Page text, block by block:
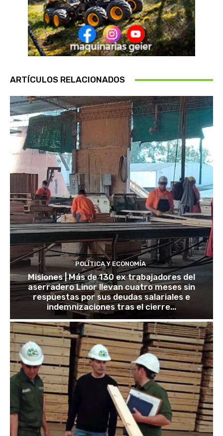
ARTÍCULOS RELACIONADOS
POLÍTICA Y ECONOMÍA
Misiones | Más de 130 ex trabajadores del
aserradero Linor llevan cuatro meses sin
respuestas por sus deudas salariales e
indemnizaciones tras el cierre...